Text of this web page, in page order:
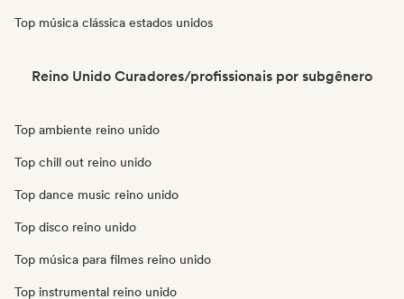
Top música clássica estados unidos
Reino Unido Curadores/profissionais por subgênero
Top ambiente reino unido
Top chill out reino unido
Top dance music reino unido
Top disco reino unido
Top música para filmes reino unido
Top instrumental reino unido